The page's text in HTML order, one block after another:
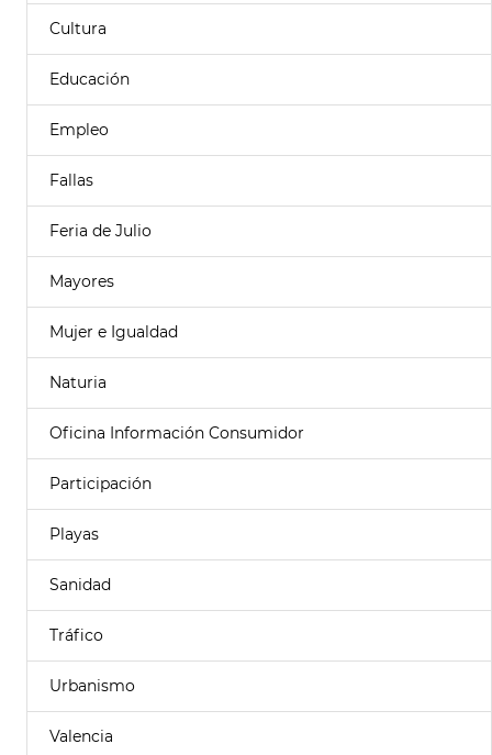
Cultura
Educación
Empleo
Fallas
Feria de Julio
Mayores
Mujer e Igualdad
Naturia
Oficina Información Consumidor
Participación
Playas
Sanidad
Tráfico
Urbanismo
Valencia